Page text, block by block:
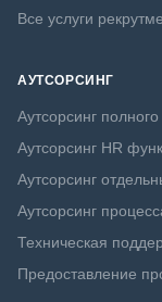
Все услуги
АУТСОРСИНГ
Аутсорсинг
Аутсорсинг HR
Аутсорсинг
Аутсорсинг
Техническая
Предоставление